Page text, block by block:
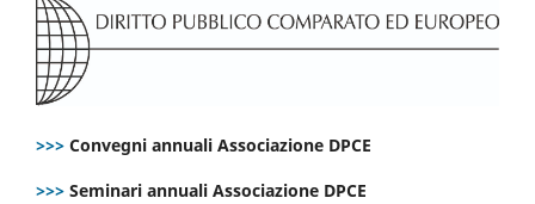
>>> Convegni annuali Associazione DPCE
>>> Seminari annuali Associazione DPCE